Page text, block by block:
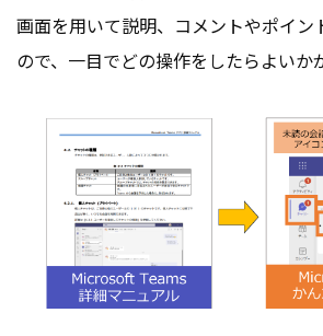
画面を用いて説明、コメントやポイン
ので、一目でどの操作をしたらよいか